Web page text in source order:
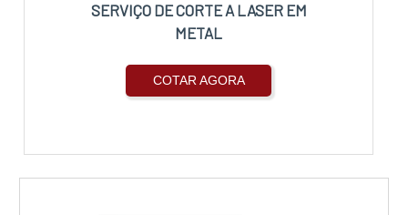
SERVIÇO DE CORTE A LASER EM
METAL
COTAR AGORA